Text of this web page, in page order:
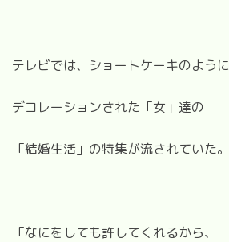
テレビでは、ショートケーキのように
デコレーションされた「女」達の
「結婚生活」の特集が流されていた。
「なにをしても許してくれるから、